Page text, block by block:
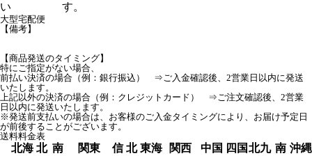
い
す。
大型宅配便
【備考】
【商品発送のタイミング】
特にご指定がない場合、
前払い決済の場合（例：銀行振込） ⇒ご入金確認後、2営業日以内に発送
いたします。
上記以外の決済の場合（例：クレジットカード） ⇒ご注文確認後、2営業
日以内に発送いたします。
※発送前支払いの場合は、お客様のご入金タイミングにより、お届け予定日
が前後することがございます。
送料料金表
北海 北 南
関東
信 北 東海 関西 中国 四国北九 南 沖縄